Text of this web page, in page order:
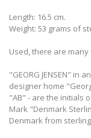
Length: 16.5 cm.
Weight: 53 grams of
Used, there are
"GEORG JENSEN" in
designer home
"AB" - are the initials
Mark "Denmark
Denmark from sterling